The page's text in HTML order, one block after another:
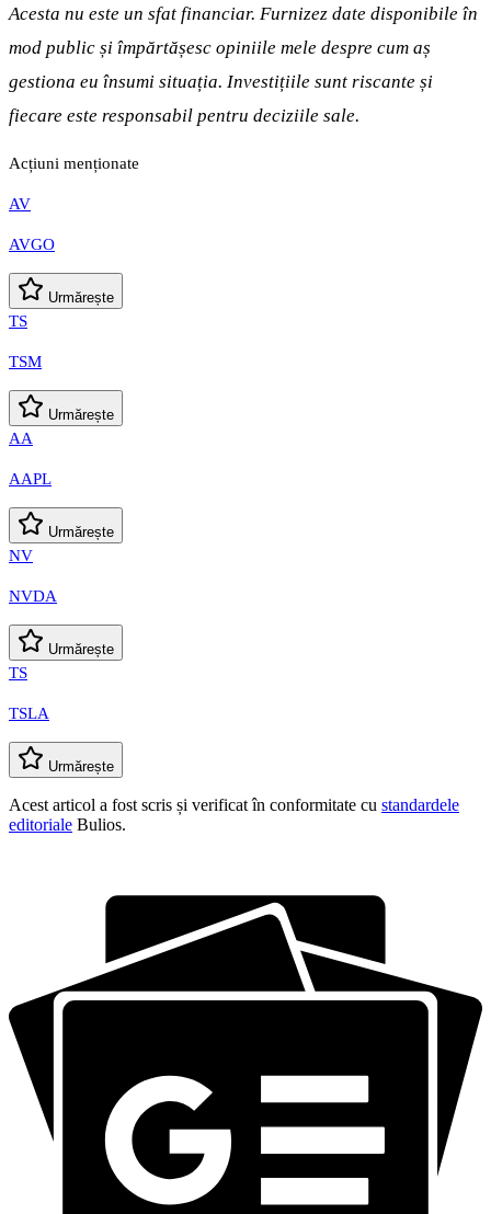
Acesta nu este un sfat financiar. Furnizez date disponibile în
mod public și împărtășesc opiniile mele despre cum aș
gestiona eu însumi situația. Investițiile sunt riscante și
fiecare este responsabil pentru deciziile sale.
Acțiuni menționate
AV
AVGO
Urmărește
TS
TSM
Urmărește
AA
AAPL
Urmărește
NV
NVDA
Urmărește
TS
TSLA
Urmărește
Acest articol a fost scris și verificat în conformitate cu standardele
editoriale Bulios.